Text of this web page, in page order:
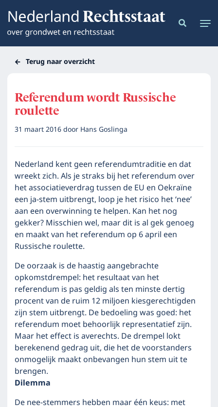
Terug naar overzicht
Referendum wordt Russische
roulette
31 maart 2016door Hans Goslinga
Nederland kent geen referendumtraditie en dat
wreekt zich. Als je straks bij het referendum over
het associatieverdrag tussen de EU en Oekraïne
een ja-stem uitbrengt, loop je het risico het ‘nee’
aan een overwinning te helpen. Kan het nog
gekker? Misschien wel, maar dit is al gek genoeg
en maakt van het referendum op 6 april een
Russische roulette.
De oorzaak is de haastig aangebrachte
opkomstdrempel: het resultaat van het
referendum is pas geldig als ten minste dertig
procent van de ruim 12 miljoen kiesgerechtigden
zijn stem uitbrengt. De bedoeling was goed: het
referendum moet behoorlijk representatief zijn.
Maar het effect is averechts. De drempel lokt
berekenend gedrag uit, die het de voorstanders
onmogelijk maakt onbevangen hun stem uit te
brengen.
Dilemma
De nee-stemmers hebben maar één keus: met